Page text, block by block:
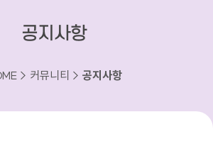
공지사항
> 커뮤니티 > 공지사항